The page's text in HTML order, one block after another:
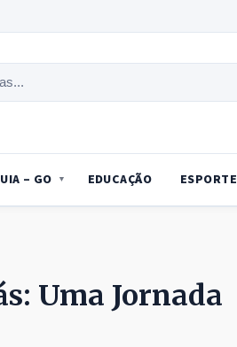
– GO EDUCAÇÃO ESPORTE
Uma Jornada